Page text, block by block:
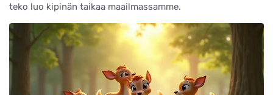
teko luo kipinän taikaa maailmassamme.